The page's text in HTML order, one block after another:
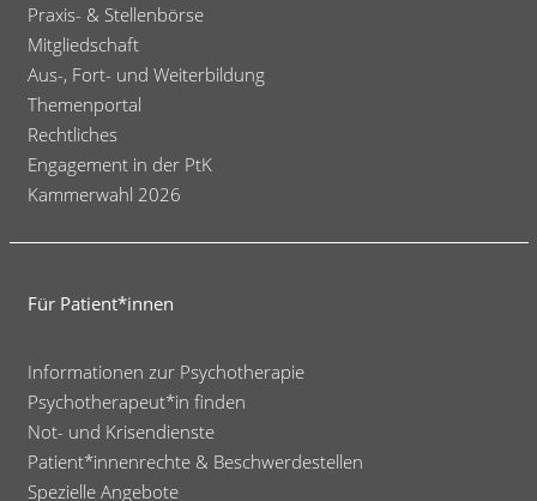
Praxis- & Stellenbörse
Mitgliedschaft
Aus-, Fort- und Weiterbildung
Themenportal
Rechtliches
Engagement in der PtK
Kammerwahl 2026
Für Patient*innen
Informationen zur Psychotherapie
Psychotherapeut*in finden
Not- und Krisendienste
Patient*innenrechte & Beschwerdestellen
Spezielle Angebote